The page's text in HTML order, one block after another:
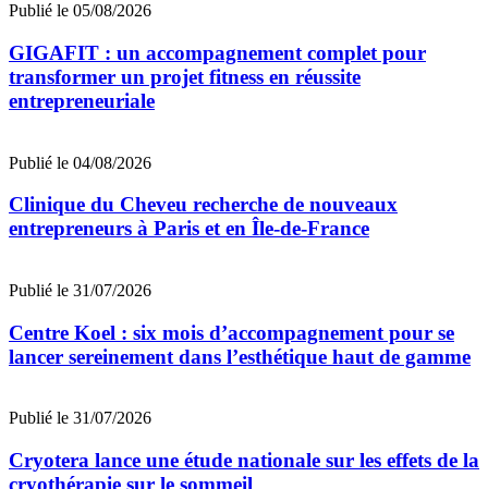
Publié le 05/08/2026
GIGAFIT : un accompagnement complet pour
transformer un projet fitness en réussite
entrepreneuriale
Publié le 04/08/2026
Clinique du Cheveu recherche de nouveaux
entrepreneurs à Paris et en Île-de-France
Publié le 31/07/2026
Centre Koel : six mois d’accompagnement pour se
lancer sereinement dans l’esthétique haut de gamme
Publié le 31/07/2026
Cryotera lance une étude nationale sur les effets de la
cryothérapie sur le sommeil